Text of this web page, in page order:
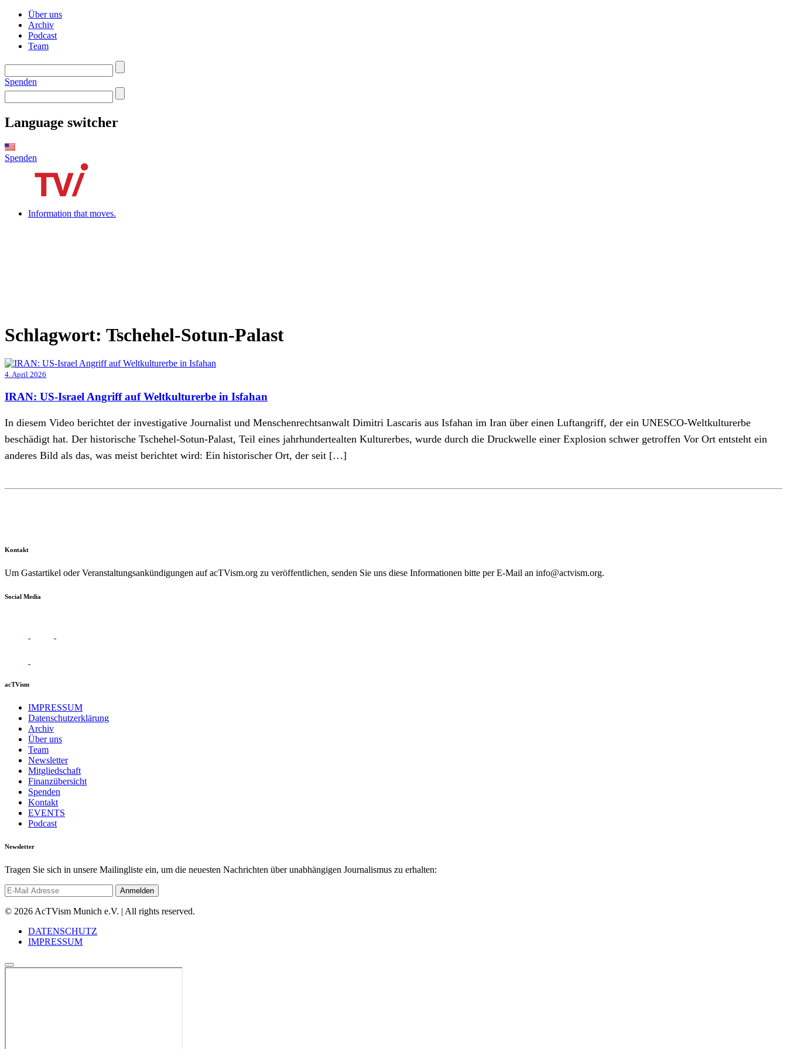
Über uns
Archiv
Podcast
Team
Spenden
Language switcher
Spenden
Information that moves.
Schlagwort: Tschehel-Sotun-Palast
4. April 2026
IRAN: US-Israel Angriff auf Weltkulturerbe in Isfahan
In diesem Video berichtet der investigative Journalist und Menschenrechtsanwalt Dimitri Lascaris aus Isfahan im Iran über einen Luftangriff, der ein UNESCO-Weltkulturerbe
beschädigt hat. Der historische Tschehel-Sotun-Palast, Teil eines jahrhundertealten Kulturerbes, wurde durch die Druckwelle einer Explosion schwer getroffen Vor Ort entsteht ein
anderes Bild als das, was meist berichtet wird: Ein historischer Ort, der seit […]
Kontakt
Um Gastartikel oder Veranstaltungsankündigungen auf acTVism.org zu veröffentlichen, senden Sie uns diese Informationen bitte per E-Mail an info@actvism.org.
Social Media
acTVism
IMPRESSUM
Datenschutzerklärung
Archiv
Über uns
Team
Newsletter
Mitgliedschaft
Finanzübersicht
Spenden
Kontakt
EVENTS
Podcast
Newsletter
Tragen Sie sich in unsere Mailingliste ein, um die neuesten Nachrichten über unabhängigen Journalismus zu erhalten:
© 2026 AcTVism Munich e.V. | All rights reserved.
DATENSCHUTZ
IMPRESSUM